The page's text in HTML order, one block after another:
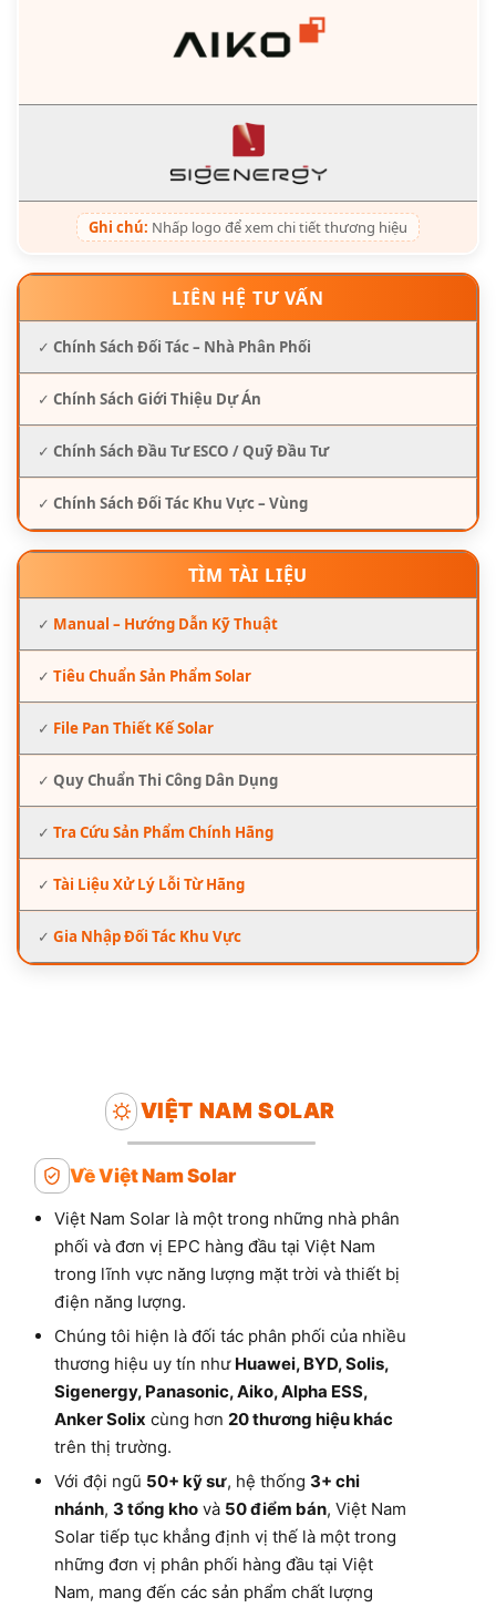
Ghi chú: Nhấp logo để xem chi tiết thương hiệu
LIÊN HỆ TƯ VẤN
✓ Chính Sách Đối Tác – Nhà Phân Phối
✓ Chính Sách Giới Thiệu Dự Án
✓ Chính Sách Đầu Tư ESCO / Quỹ Đầu Tư
✓ Chính Sách Đối Tác Khu Vực – Vùng
TÌM TÀI LIỆU
✓ Manual – Hướng Dẫn Kỹ Thuật
✓ Tiêu Chuẩn Sản Phẩm Solar
✓ File Pan Thiết Kế Solar
✓ Quy Chuẩn Thi Công Dân Dụng
✓ Tra Cứu Sản Phẩm Chính Hãng
✓ Tài Liệu Xử Lý Lỗi Từ Hãng
✓ Gia Nhập Đối Tác Khu Vực
VIỆT NAM SOLAR
Về Việt Nam Solar
Việt Nam Solar là một trong những nhà phân
phối và đơn vị EPC hàng đầu tại Việt Nam
trong lĩnh vực năng lượng mặt trời và thiết bị
điện năng lượng.
Chúng tôi hiện là đối tác phân phối của nhiều
thương hiệu uy tín như Huawei, BYD, Solis,
Sigenergy, Panasonic, Aiko, Alpha ESS,
Anker Solix cùng hơn 20 thương hiệu khác
trên thị trường.
Với đội ngũ 50+ kỹ sư, hệ thống 3+ chi
nhánh, 3 tổng kho và 50 điểm bán, Việt Nam
Solar tiếp tục khẳng định vị thế là một trong
những đơn vị phân phối hàng đầu tại Việt
Nam, mang đến các sản phẩm chất lượng